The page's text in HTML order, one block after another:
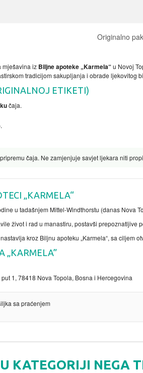
Originalno
mješavina iz Biljne apoteke „Karmela“u Novoj
tradicijom sakupljanja i obrade ljekovitog
ETIKETI)
čaja.
čaja. Ne zamjenjuje savjet ljekara niti
„KARMELA“
u tadašnjem Mittel-Windthorstu (danas Nova
život i rad u manastiru, postavši
kroz Biljnu apoteku „Karmela“, sa ciljem
„KARMELA”
1, 78418 Nova Topola, Bosna i Hercegovina
sa praćenjem
KATEGORIJI NEGA